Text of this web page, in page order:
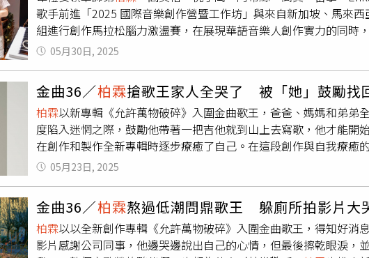
曲人獎」，也讓她迅速在OST領域嶄露頭角。首次推出台語專輯便
獎」等六項大獎的李竺芯，以「法式台語」打開耳目一新的聲音世
險與自由樣貌，而李竺芯也坦言最希望能奪下「年度歌曲獎」，因
極大的肯定和鼓勵，也能讓她更自在的創作下去。《第36屆金曲
台視將於當天下午5點將live轉播星光大道及晚間7點的頒獎典禮，
可以透過LINE TODAY、LINE MUSIC官方帳號收看直播，其中LINE
擇。其他播出平台還包括中華電信MOD、新加坡StarHub「HUB都
出。全球觀眾只要透過以上各平台皆能觀賞第36屆金曲獎頒獎典
日至27日舉辦「音樂論壇」、「商務媒合會」、「商務交流會」、
關訊息請搜尋金曲活動官網或追蹤FB「金曲GMA」粉絲專頁。
「在電視上看到柏霖，我嚇了一跳，這不就是我小時候認識的柏霖
動！」陳意涵表示很開心可以演出柏霖的MV，她說：「柏霖對我來
人真的能夠令你感動，可是有時候厭倦的時候去看他們跳舞，只要
陳意涵演得太棒了，大家一定要看〈足夠的失落〉MV。」
歌手前進「2025 國際音樂創作營暨工作坊」與來自新加坡、馬來
組進行創作馬拉松腦力激盪賽，在展現華語音樂人創作實力的同時
話！其中包括曾獲葛萊美獎殊榮的美國製作人Damon Sharpe、選
的歌手Josh Hannan，以及參與《歡迎來到王之國》、《奔向愛情
不同文化背景的音樂人共同合作來突破語言與市場的藩籬，並藉由
在短短3日的創作營中迅速完成了17首完成度極高的原創歌曲，且
入市場。全場齊聚為入圍最佳華語男歌手的柏霖PoLin獻上祝賀。
絲、閻奕格、李宜玲不到一天就完成2首創作。（圖／文策院/WCM
國際音樂創作營暨工作坊」直言獲得「珍貴的刺激」，「常在討論
更自由、更有趣。」與來自美國、韓國、馬來西亞的創作人同一
順暢而建立起良好默契，也因此不到一天的時間就完成了一首歌，
錄進下一張專輯，正在跟團隊進一步討論。」而在創作完成後，韋
作，更為同時參加創作營的師弟柏霖入圍入圍金曲歌王感到開心，
在舞台上有更多精彩的表現。」至於柏霖因在參加此次國際創作營
05月30日, 2025
金曲36／柏霖搶歌王家人全哭了 被「她」鼓勵找
柏霖以新專輯《允許萬物破碎》入圍金曲歌王，爸爸、媽媽和弟弟
度陷入迷惘之際，鼓勵他帶著一把吉他就到山上去寫歌，他才能開
在創作和製作全新專輯時逐步療癒了自己。在這段創作與自我療癒
尾曲〈癒合〉。由戴立忍、莫允雯主演的醫療影集《院長爸爸》，
人員、站在病房外不知如何堅強的家屬，和選擇用沈默面對痛苦的
間，默默守在身邊的聲音，並以民謠曲風呈現，吉他和貝斯藏進最
遺憾在旋律中喚醒。 柏霖在詮釋這首歌曲的時候，選擇整首歌不修
05月23日, 2025
金曲36／柏霖熬過低潮問鼎歌王 躲廁所拍影片大
柏霖以以全新創作專輯《允許萬物破碎》入圍金曲歌王，得知好消
影片感謝公司同事，他邊哭邊說出自己的心情，但最後擦乾眼淚，